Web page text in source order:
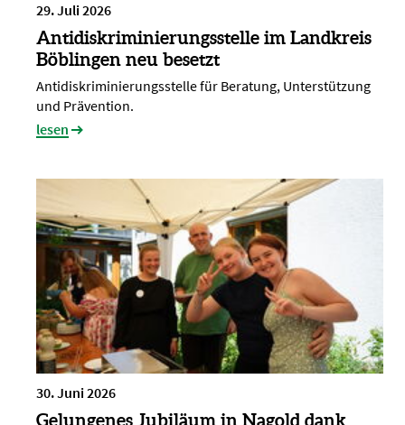
29. Juli 2026
Antidiskriminierungsstelle im Landkreis
Böblingen neu besetzt
Antidiskriminierungsstelle für Beratung, Unterstützung
und Prävention.
lesen
30. Juni 2026
Gelungenes Jubiläum in Nagold dank